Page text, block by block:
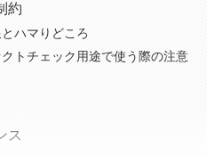
約
ハマりどころ
トチェック用途で使う際の注意
ス